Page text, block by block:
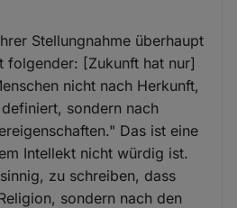
Stellungnahme überhaupt
folgender: [Zukunft hat nur]
nicht nach Herkunft,
sondern nach
Das ist eine
Intellekt nicht würdig ist.
zu schreiben, dass
sondern nach den